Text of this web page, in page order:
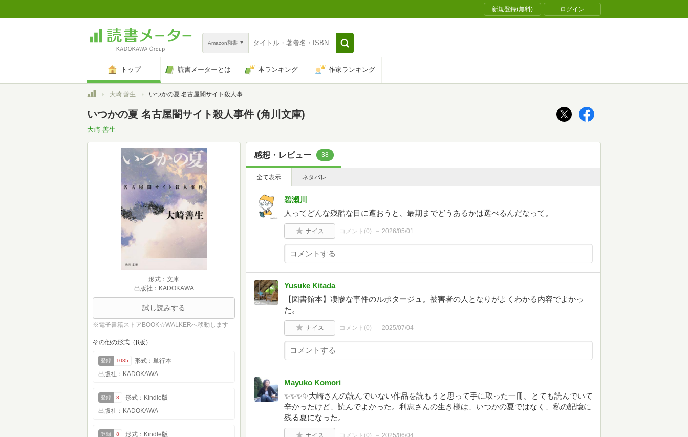
新規登録(無料) ログイン
Amazon和書
トップ 読書メーターとは 本ランキング 作家ランキング
トップ大崎 善生 いつかの夏 名古屋闇サイト殺人事件 (角川文庫)
いつかの夏 名古屋闇サイト殺人事件 (角川文庫)
大崎 善生
形式：文庫
出版社：KADOKAWA
試し読みする
※電子書籍ストアBOOK☆WALKERへ移動します
その他の形式（β版）
登録 1035
形式：単行本
出版社：KADOKAWA
登録 8
形式：Kindle版
出版社：KADOKAWA
登録 8
形式：Kindle版
感想・レビュー 38
全て表示 ネタバレ
碧瀬川
人ってどんな残酷な目に遭おうと、最期までどうあるかは選べるんだなって。
ナイス コメント(0) 2026/05/01
Yusuke Kitada
【図書館本】凄惨な事件のルポタージュ。被害者の人となりがよくわかる内容でよかっ
た。
ナイス コメント(0) 2025/07/04
Mayuko Komori
✨✨✨✨大崎さんの読んでいない作品を読もうと思って手に取った一冊。とても読んでいて
辛かったけど、読んでよかった。利恵さんの生き様は、いつかの夏ではなく、私の記憶に
残る夏になった。
ナイス コメント(0) 2025/06/04